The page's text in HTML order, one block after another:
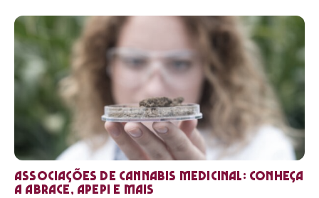
Associações de cannabis medicinal: conheça
a Abrace, Apepi e mais